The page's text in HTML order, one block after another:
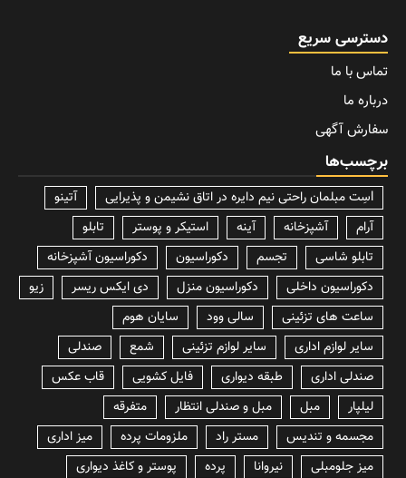
دسترسی سریع
تماس با ما
درباره ما
سفارش آگهی
برچسب‌ها
lسِت مبلمان راحتی نیم دایره در اتاق نشیمن و پذیرایی
آتینو
آرام
آشپزخانه آینه استیکر و پوستر
تابلو
تابلو شاسی
تجسم دکوراسیون
دکوراسیون آشپزخانه
دکوراسیون داخلی
دکوراسیون منزل دی ایکس ریسر
زیو
ساعت های تزئینی
سالی وود
سایان هوم
سایر لوازم اداری
سایر لوازم تزئینی شمع
صندلی
صندلی اداری
طبقه دیواری فایل کشویی
قاب عکس
لیلپار
مبل مبل و صندلی انتظار
متفرقه
مجسمه و تندیس
مستر راد ملزومات پرده
میز اداری
میز جلومبلی
نیروانا پرده
پوستر و کاغذ دیواری